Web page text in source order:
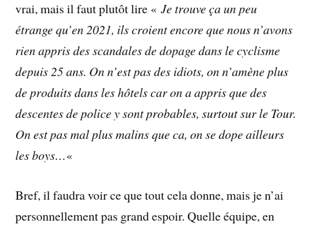
vrai, mais il faut plutôt lire «Je trouve ça un peu
étrange qu’en 2021, ils croient encore que nous n’avons
rien appris des scandales de dopage dans le cyclisme
depuis 25 ans. On n’est pas des idiots, on n’amène plus
de produits dans les hôtels car on a appris que des
descentes de police y sont probables, surtout sur le Tour.
On est pas mal plus malins que ca, on se dope ailleurs
les boys…«
Bref, il faudra voir ce que tout cela donne, mais je n’ai
personnellement pas grand espoir. Quelle équipe, en